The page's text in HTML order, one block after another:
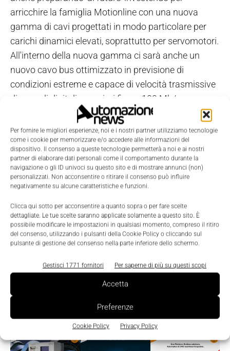
Per fornire le migliori esperienze, noi e i nostri partner utilizziamo tecnologie
come i cookie per memorizzare e/o accedere alle informazioni del
dispositivo. Il consenso a queste tecnologie permetterà a noi e ai nostri
partner di elaborare dati personali come il comportamento durante la
navigazione o gli ID univoci su questo sito e di mostrare annunci (non)
personalizzati. Non acconsentire o ritirare il consenso può influire
negativamente su alcune caratteristiche e funzioni.
Clicca qui sotto per acconsentire a quanto sopra o per fare scelte
dettagliate. Le tue scelte saranno applicate solamente a questo sito. È
possibile modificare le impostazioni in qualsiasi momento, compreso il ritiro
del consenso, utilizzando i pulsanti della Cookie Policy o cliccando sul
pulsante di gestione del consenso nella parte inferiore dello schermo.
Gestisci 1771 fornitori Per saperne di più su questi scopi
Accetta
Preferenze
Cookie Policy Privacy Policy
arricchire la famiglia Motionline con una nuova
gamma di cavi progettati in modo particolare per
carichi dinamici elevati, soprattutto per servomotori.
All'interno della nuova gamma ci sarà anche un
nuovo cavo bus ottimizzato in previsione di
condizioni estreme e capace di velocità trasmissive
di segnali digitali maggiori fino a 100 Mb/s.